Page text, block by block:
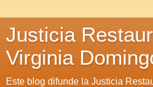
Justicia
Virginia
Este blog difunde la Justicia